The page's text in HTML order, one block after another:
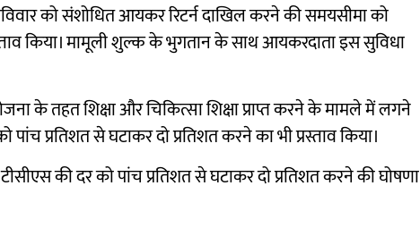
रविवार को संशोधित आयकर रिटर्न दाखिल करने की समयसीमा को
किया। मामूली शुल्क के भुगतान के साथ आयकरदाता इस सुविधा
के तहत शिक्षा और चिकित्सा शिक्षा प्राप्त करने के मामले में लगने
प्रतिशत से घटाकर दो प्रतिशत करने का भी प्रस्ताव किया।
की दर को पांच प्रतिशत से घटाकर दो प्रतिशत करने की घोषणा